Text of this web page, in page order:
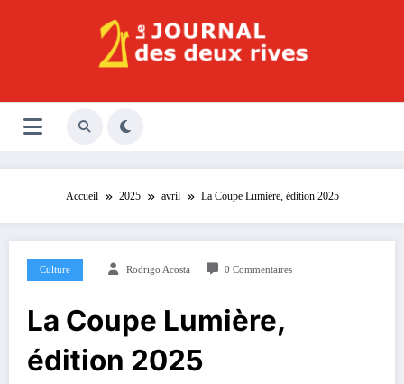
Le Journal des Deux Rives
Accueil 2025 avril La Coupe Lumière, édition 2025
Culture Rodrigo Acosta 0 Commentaires
La Coupe Lumière,
édition 2025